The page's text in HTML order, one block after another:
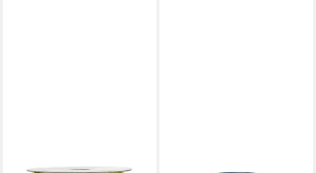
KAEMINGK GOLDINA LOY GMBH + CO KG